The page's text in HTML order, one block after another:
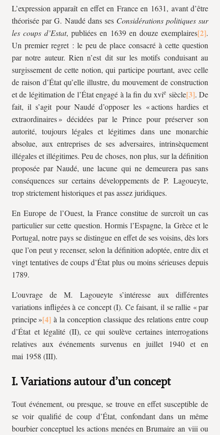
L’expression apparaît en effet en France en 1631, avant d’être
théorisée par G. Naudé dans ses Considérations politiques sur
les coups d’Estat, publiées en 1639 en douze exemplaires
.
Un premier regret : le peu de place consacré à cette question
par notre auteur. Rien n’est dit sur les motifs conduisant au
surgissement de cette notion, qui participe pourtant, avec celle
de raison d’État qu’elle illustre, du mouvement de construction
et de légitimation de l’État engagé à la fin duxvie siècle
. De
fait, il s’agit pour Naudé d’opposer les « actions hardies et
extraordinaires » décidées par le Prince pour préserver son
autorité, toujours légales et légitimes dans une monarchie
absolue, aux entreprises de ses adversaires, intrinsèquement
illégales et illégitimes. Peu de choses, non plus, sur la définition
proposée par Naudé, une lacune qui ne demeurera pas sans
conséquences sur certains développements de P. Lagoueyte,
trop strictement historiques et pas assez juridiques.
En Europe de l’Ouest, la France constitue de surcroît un cas
particulier sur cette question. Hormis l’Espagne, la Grèce et le
Portugal, notre pays se distingue en effet de ses voisins, dès lors
que l’on peut y recenser, selon la définition adoptée, entre dix et
vingt tentatives de coups d’État plus ou moins sérieuses depuis
1789.
L’ouvrage de M. Lagoueyte s’intéresse aux différentes
variations infligées à ce concept (I). Ce faisant, il se rallie « par
principe »
à la conception classique des relations entre coup
d’État et légalité (II), ce qui soulève certaines interrogations
relatives aux événements survenus en juillet 1940 et en
mai 1958 (III).
I. Variations autour d’un concept
Tout événement, ou presque, se trouve en effet susceptible de
se voir qualifié de coup d’État, confondant dans un même
bourbier conceptuel les actions menées en Brumaire anviii ou